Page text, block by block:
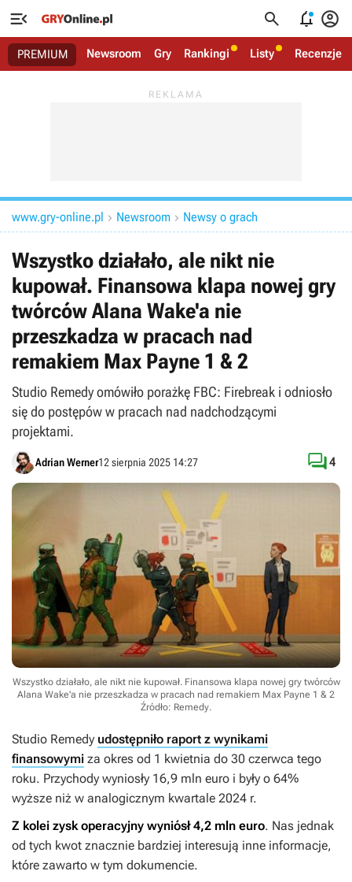
   
PREMIUM Newsroom Gry Rankingi Listy Recenzje
www.gry-online.pl  Newsroom  Newsy o grach
Wszystko działało, ale nikt nie
kupował. Finansowa klapa nowej gry
twórców Alana Wake'a nie
przeszkadza w pracach nad
remakiem Max Payne 1 & 2
Studio Remedy omówiło porażkę FBC: Firebreak i odniosło
się do postępów w pracach nad nadchodzącymi
projektami.
Adrian Werner12 sierpnia 2025 14:27 4
Wszystko działało, ale nikt nie kupował. Finansowa klapa nowej gry twórców
Alana Wake'a nie przeszkadza w pracach nad remakiem Max Payne 1 & 2
Źródło: Remedy.
Studio Remedy udostępniło raport z wynikami
finansowymi za okres od 1 kwietnia do 30 czerwca tego
roku. Przychody wyniosły 16,9 mln euro i były o 64%
wyższe niż w analogicznym kwartale 2024 r.
Z kolei zysk operacyjny wyniósł 4,2 mln euro. Nas jednak
od tych kwot znacznie bardziej interesują inne informacje,
które zawarto w tym dokumencie.